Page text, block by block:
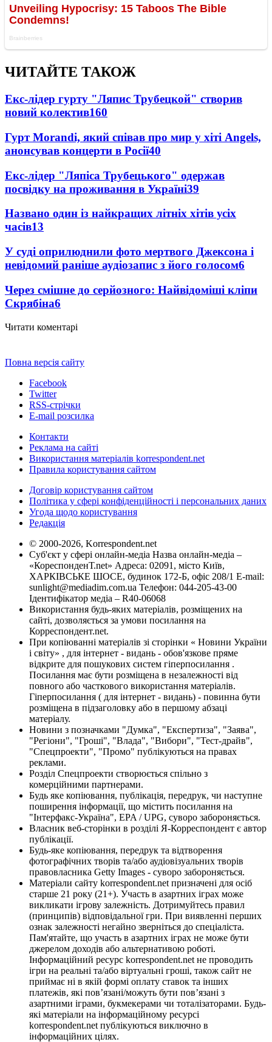
ЧИТАЙТЕ ТАКОЖ
Екс-лідер гурту "Ляпис Трубецкой" створив
новий колектив160
Гурт Morandi, який співав про мир у хіті Angels,
анонсував концерти в Росії40
Екс-лідер "Ляпіса Трубецького" одержав
посвідку на проживання в Україні39
Названо один із найкращих літніх хітів усіх
часів13
У суді оприлюднили фото мертвого Джексона і
невідомий раніше аудіозапис з його голосом6
Через смішне до серйозного: Найвідоміші кліпи
Скрябіна6
Читати коментарі
Повна версія сайту
Facebook
Twitter
RSS-стрічки
E-mail розсилка
Контакти
Реклама на сайті
Використання матеріалів korrespondent.net
Правила користування сайтом
Договір користування сайтом
Політика у сфері конфіденційності і персональних даних
Угода щодо користування
Редакція
© 2000-2026, Korrespondent.net
Суб'єкт у сфері онлайн-медіа Назва онлайн-медіа –
«КореспонденТ.net» Адреса: 02091, місто Київ,
ХАРКІВСЬКЕ ШОСЕ, будинок 172-Б, офіс 208/1 E-mail:
sunlight@mediadim.com.ua Телефон: 044-205-43-00
Ідентифікатор медіа – R40-06068
Використання будь-яких матеріалів, розміщених на
сайті, дозволяється за умови посилання на
Корреспондент.net.
При копіюванні матеріалів зі сторінки « Новини України
і світу» , для інтернет - видань - обов'язкове пряме
відкрите для пошукових систем гіперпосилання .
Посилання має бути розміщена в незалежності від
повного або часткового використання матеріалів.
Гіперпосилання ( для інтернет - видань) - повинна бути
розміщена в підзаголовку або в першому абзаці
матеріалу.
Новини з позначками "Думка", "Експертиза", "Заява",
"Регіони", "Гроші", "Влада", "Вибори", "Тест-драйв",
"Спецпроекти", "Промо" публікуються на правах
реклами.
Розділ Спецпроекти створюється спільно з
комерційними партнерами.
Будь яке копіювання, публікація, передрук, чи наступне
поширення інформації, що містить посилання на
"Інтерфакс-Україна", EPA / UPG, суворо забороняється.
Власник веб-сторінки в розділі Я-Корреспондент є автор
публікації.
Будь-яке копіювання, передрук та відтворення
фотографічних творів та/або аудіовізуальних творів
правовласника Getty Images - суворо забороняється.
Матеріали сайту korrespondent.net призначені для осіб
старше 21 року (21+). Участь в азартних іграх може
викликати ігрову залежність. Дотримуйтесь правил
(принципів) відповідальної гри. При виявленні перших
ознак залежності негайно зверніться до спеціаліста.
Пам'ятайте, що участь в азартних іграх не може бути
джерелом доходів або альтернативою роботі.
Інформаційний ресурс korrespondent.net не проводить
ігри на реальні та/або віртуальні гроші, також сайт не
приймає ні в якій формі оплату ставок та інших
платежів, які пов’язані/можуть бути пов’язані з
азартними іграми, букмекерами чи тоталізаторами. Будь-
які матеріали на інформаційному ресурсі
korrespondent.net публікуються виключно в
інформаційних цілях.